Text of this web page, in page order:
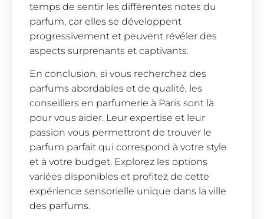
temps de sentir les différentes notes du
parfum, car elles se développent
progressivement et peuvent révéler des
aspects surprenants et captivants.
En conclusion, si vous recherchez des
parfums abordables et de qualité, les
conseillers en parfumerie à Paris sont là
pour vous aider. Leur expertise et leur
passion vous permettront de trouver le
parfum parfait qui correspond à votre style
et à votre budget. Explorez les options
variées disponibles et profitez de cette
expérience sensorielle unique dans la ville
des parfums.